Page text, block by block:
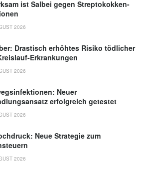
ist Salbei gegen Streptokokken-
2026
Drastisch erhöhtes Risiko tödlicher
Erkrankungen
2026
Neuer
erfolgreich getestet
2026
Neue Strategie zum
2026